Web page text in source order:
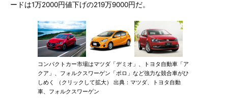
ードは1万2000円値下げの219万9000円だ。
コンパクトカー市場はマツダ「デミオ」、トヨタ自動車「ア
クア」、フォルクスワーゲン「ポロ」など強力な競合車がひ
しめく （クリックして拡大） 出典：マツダ、トヨタ自動
車、フォルクスワーゲン